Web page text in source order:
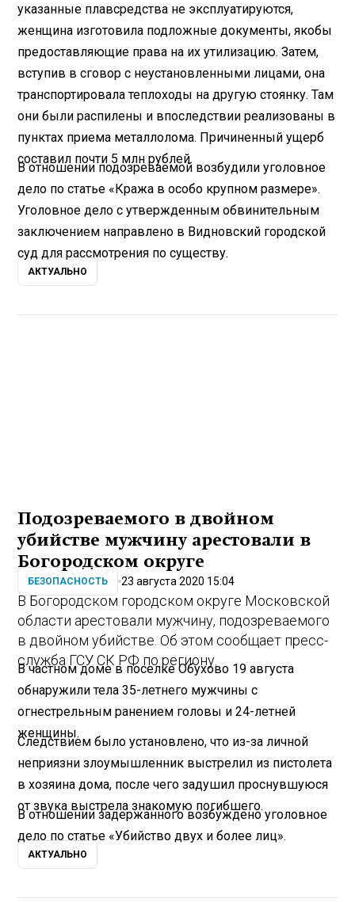
указанные плавсредства не эксплуатируются,
женщина изготовила подложные документы, якобы
предоставляющие права на их утилизацию. Затем,
вступив в сговор с неустановленными лицами, она
транспортировала теплоходы на другую стоянку. Там
они были распилены и впоследствии реализованы в
пунктах приема металлолома. Причиненный ущерб
составил почти 5 млн рублей.
В отношении подозреваемой возбудили уголовное
дело по статье «Кража в особо крупном размере».
Уголовное дело с утвержденным обвинительным
заключением направлено в Видновский городской
суд для рассмотрения по существу.
АКТУАЛЬНО
Подозреваемого в двойном
убийстве мужчину арестовали в
Богородском округе
БЕЗОПАСНОСТЬ 23 августа 2020 15:04
В Богородском городском округе Московской
области арестовали мужчину, подозреваемого
в двойном убийстве. Об этом сообщает пресс-
служба ГСУ СК РФ по региону.
В частном доме в поселке Обухово 19 августа
обнаружили тела 35-летнего мужчины с
огнестрельным ранением головы и 24-летней
женщины.
Следствием было установлено, что из-за личной
неприязни злоумышленник выстрелил из пистолета
в хозяина дома, после чего задушил проснувшуюся
от звука выстрела знакомую погибшего.
В отношении задержанного возбуждено уголовное
дело по статье «Убийство двух и более лиц».
АКТУАЛЬНО